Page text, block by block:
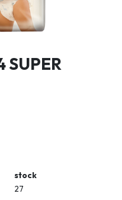
SUPER
stock
27